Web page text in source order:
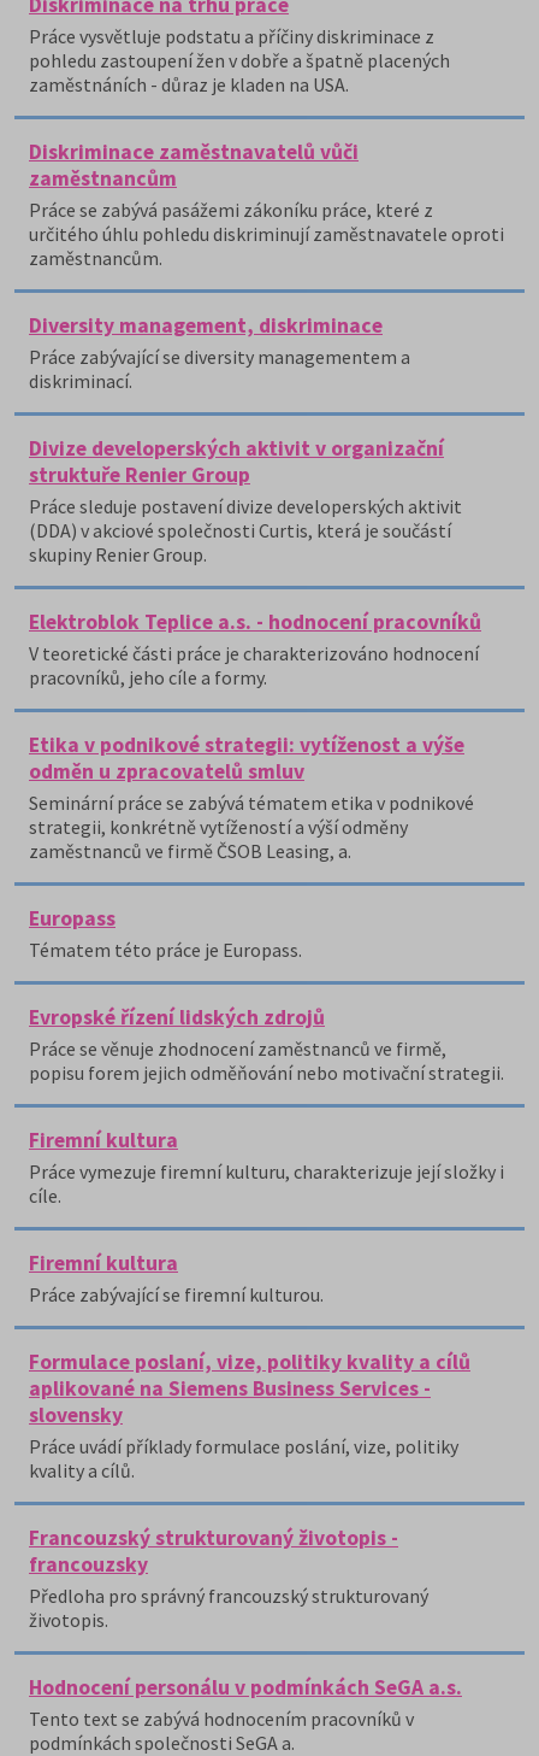
Práce vysvětluje podstatu a příčiny diskriminace z
pohledu zastoupení žen v dobře a špatně placených
zaměstnáních - důraz je kladen na USA.
Diskriminace zaměstnavatelů vůči
zaměstnancům
Práce se zabývá pasážemi zákoníku práce, které z
určitého úhlu pohledu diskriminují zaměstnavatele oproti
zaměstnancům.
Diversity management, diskriminace
Práce zabývající se diversity managementem a
diskriminací.
Divize developerských aktivit v organizační
struktuře Renier Group
Práce sleduje postavení divize developerských aktivit
(DDA) v akciové společnosti Curtis, která je součástí
skupiny Renier Group.
Elektroblok Teplice a.s. - hodnocení pracovníků
V teoretické části práce je charakterizováno hodnocení
pracovníků, jeho cíle a formy.
Etika v podnikové strategii: vytíženost a výše
odměn u zpracovatelů smluv
Seminární práce se zabývá tématem etika v podnikové
strategii, konkrétně vytížeností a výší odměny
zaměstnanců ve firmě ČSOB Leasing, a.
Europass
Tématem této práce je Europass.
Evropské řízení lidských zdrojů
Práce se věnuje zhodnocení zaměstnanců ve firmě,
popisu forem jejich odměňování nebo motivační strategii.
Firemní kultura
Práce vymezuje firemní kulturu, charakterizuje její složky i
cíle.
Firemní kultura
Práce zabývající se firemní kulturou.
Formulace poslaní, vize, politiky kvality a cílů
aplikované na Siemens Business Services -
slovensky
Práce uvádí příklady formulace poslání, vize, politiky
kvality a cílů.
Francouzský strukturovaný životopis -
francouzsky
Předloha pro správný francouzský strukturovaný
životopis.
Hodnocení personálu v podmínkách SeGA a.s.
Tento text se zabývá hodnocením pracovníků v
podmínkách společnosti SeGA a.